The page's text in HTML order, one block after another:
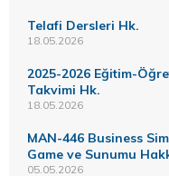
Telafi Dersleri Hk.
18.05.2026
2025-2026 Eğitim-
Takvimi Hk.
18.05.2026
MAN-446 Business
Game ve Sunumu
05.05.2026